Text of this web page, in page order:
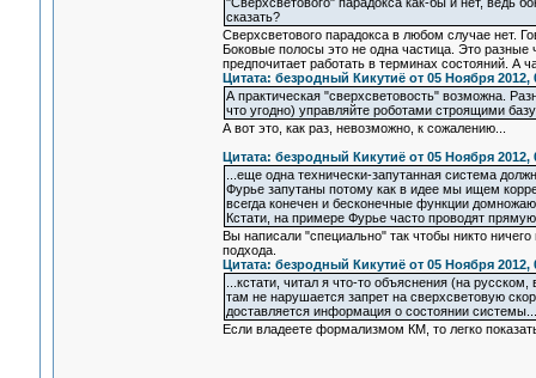
сказать?
Сверхсветового парадокса в любом случае нет.
Боковые полосы это не одна частица. Это
предпочитает работать в терминах состояний. А
Цитата: безродный Кикутиё от 05 Ноября 2012,
А практическая "сверхсветовость" возможна.
что угодно) управляйте роботами строящими
А вот это, как раз, невозможно, к сожалению...
Цитата: безродный Кикутиё от 05 Ноября 2012,
...еще одна технически-запутанная система
Фурье запутаны потому как в идее мы ищем
всегда конечен и бесконечные функции
Кстати, на примере Фурье часто проводят
Вы написали "специально" так чтобы никто
подхода.
Цитата: безродный Кикутиё от 05 Ноября 2012,
...кстати, читал я что-то объяснения (на
там не нарушается запрет на сверхсветовую
доставляется информация о состоянии
Если владеете формализмом КМ, то легко